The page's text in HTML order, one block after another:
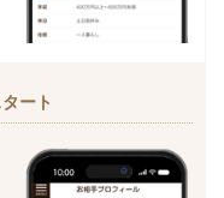
ート